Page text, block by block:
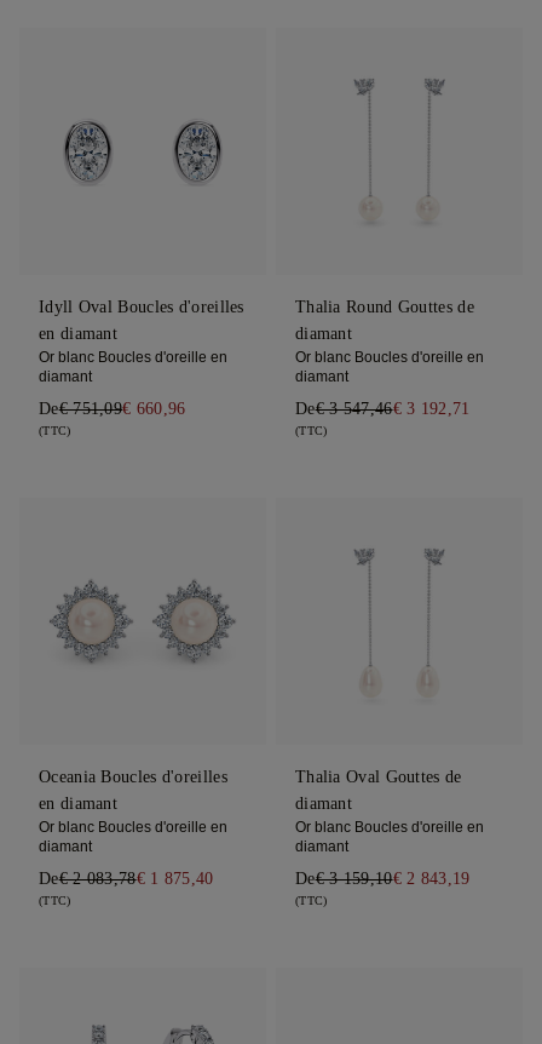
Idyll Oval Boucles d'oreilles
en diamant
Or blanc Boucles d'oreille en
diamant
De€ 751,09€ 660,96
(TTC)
Thalia Round Gouttes de
diamant
Or blanc Boucles d'oreille en
diamant
De€ 3 547,46€ 3 192,71
(TTC)
Oceania Boucles d'oreilles
en diamant
Or blanc Boucles d'oreille en
diamant
De€ 2 083,78€ 1 875,40
(TTC)
Thalia Oval Gouttes de
diamant
Or blanc Boucles d'oreille en
diamant
De€ 3 159,10€ 2 843,19
(TTC)